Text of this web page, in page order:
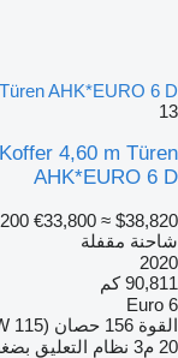
AHK*EURO 6 D
13
4,60 m Türen
AHK*EURO 6 D
€33,800 ≈ $38,820
شاحنة مقفلة
2020
90,811 كم
Euro 6
القوة 156 حصان (115 kW)
20 م3
نظام التعليق